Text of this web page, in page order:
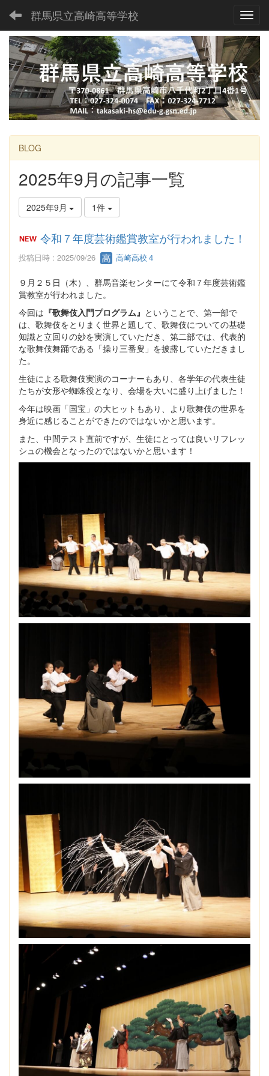
群馬県立高崎高等学校
BLOG
2025年9月の記事一覧
2025年9月 1件
令和７年度芸術鑑賞教室が行われました！
投稿日時 : 2025/09/26 高崎高校４
９月２５日（木）、群馬音楽センターにて令和７年度芸術鑑
賞教室が行われました。
今回は 『歌舞伎入門プログラム』 ということで、第一部で
は、歌舞伎をとりまく世界と題して、歌舞伎についての基礎
知識と立回りの妙を実演していただき、第二部では、代表的
な歌舞伎舞踊である「操り三番叟」を披露していただきまし
た。
生徒による歌舞伎実演のコーナーもあり、各学年の代表生徒
たちが女形や蜘蛛役となり、会場を大いに盛り上げました！
今年は映画「国宝」の大ヒットもあり、より歌舞伎の世界を
身近に感じることができたのではないかと思います。
また、中間テスト直前ですが、生徒にとっては良いリフレッ
シュの機会となったのではないかと思います！